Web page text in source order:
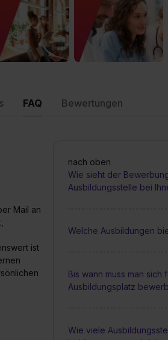
FAQ Bewertungen
nach oben
Wie sieht der
Ausbildungsstelle bei
Welche Ausbildungen
Bis wann muss man sich
Ausbildungsplatz
Wie viele
Mail an
ist